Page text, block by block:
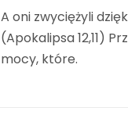
A oni zwyciężyli
(Apokalipsa 12,11)
mocy, które.